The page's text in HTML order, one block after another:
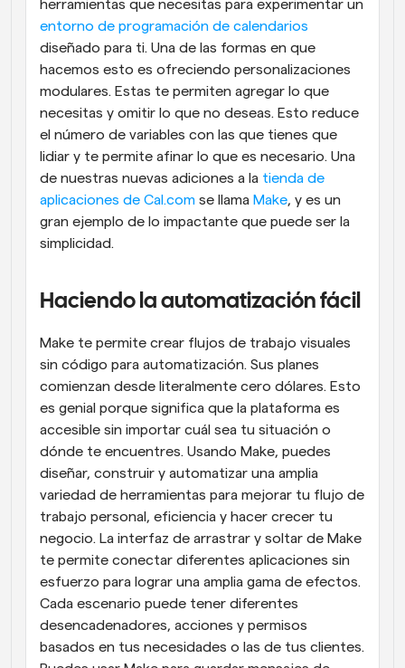
entorno de programación de calendarios
diseñado para ti. Una de las formas en que
hacemos esto es ofreciendo personalizaciones
modulares. Estas te permiten agregar lo que
necesitas y omitir lo que no deseas. Esto reduce
el número de variables con las que tienes que
lidiar y te permite afinar lo que es necesario. Una
de nuestras nuevas adiciones a la tienda de
aplicaciones de Cal.com se llama Make, y es un
gran ejemplo de lo impactante que puede ser la
simplicidad.
Haciendo la automatización fácil
Make te permite crear flujos de trabajo visuales
sin código para automatización. Sus planes
comienzan desde literalmente cero dólares. Esto
es genial porque significa que la plataforma es
accesible sin importar cuál sea tu situación o
dónde te encuentres. Usando Make, puedes
diseñar, construir y automatizar una amplia
variedad de herramientas para mejorar tu flujo de
trabajo personal, eficiencia y hacer crecer tu
negocio. La interfaz de arrastrar y soltar de Make
te permite conectar diferentes aplicaciones sin
esfuerzo para lograr una amplia gama de efectos.
Cada escenario puede tener diferentes
desencadenadores, acciones y permisos
basados en tus necesidades o las de tus clientes.